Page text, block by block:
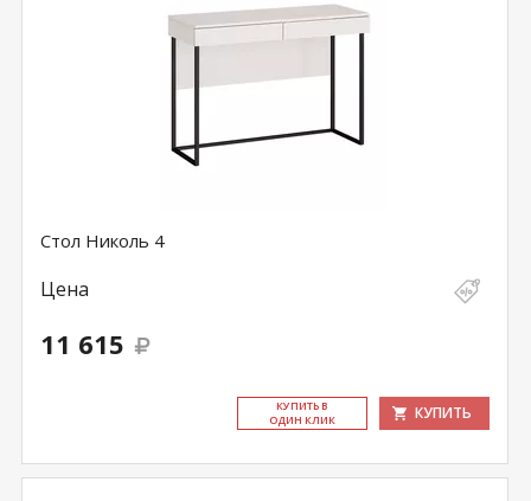
Стол Николь 4
Цена
11 615
КУ­ПИТЬ В
ОДИН КЛИК
КУПИТЬ